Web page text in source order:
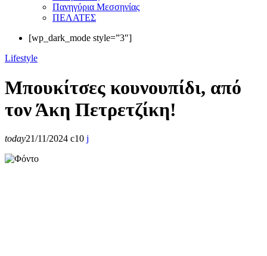
Πανηγύρια Μεσσηνίας
ΠΕΛΑΤΕΣ
[wp_dark_mode style=”3″]
Lifestyle
Μπουκίτσες κουνουπίδι, από
τον Άκη Πετρετζίκη!
today21/11/2024 10